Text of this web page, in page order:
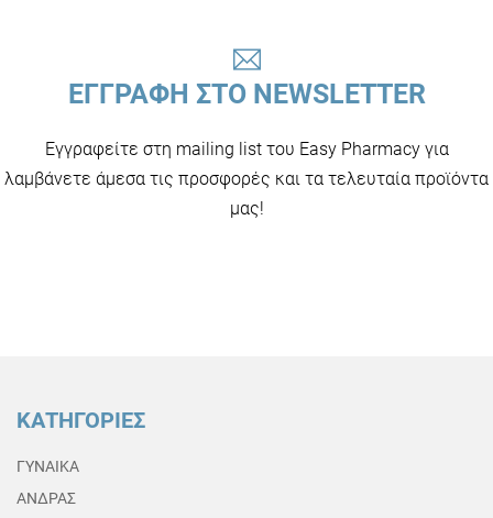
ΕΓΓΡΑΦΗ ΣΤΟ NEWSLETTER
Εγγραφείτε στη mailing list του Easy Pharmacy για
λαμβάνετε άμεσα τις προσφορές και τα τελευταία προϊόντα
μας!
ΚΑΤΗΓΟΡΙΕΣ
ΓΥΝΑΙΚΑ
ΑΝΔΡΑΣ